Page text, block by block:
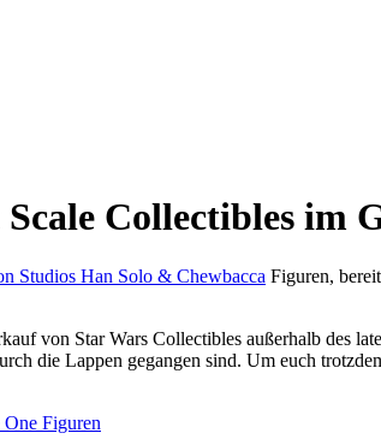
Collectibles im
Studios Han Solo & Chewbacca Figuren,
von Star Wars Collectibles außerhalb des
die Lappen gegangen sind. Um euch
Figuren